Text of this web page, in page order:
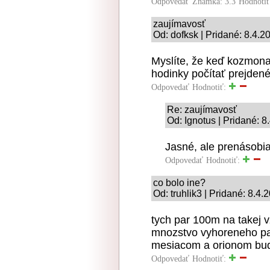
zaujímavosť
Od: dofksk | Pridané:
Myslíte, že keď
hodinky počítať
Odpovedať Hodnotiť:
Re: zaujímavosť
Od: Ignotus | Pridané:
Jasné, ale
Odpovedať Hodnotiť:
co bolo ine?
Od: truhlik3 | Pridané:
tych par 100m na takej
mnozstvo vyhoreneho
mesiacom a orionom
Odpovedať Hodnotiť: